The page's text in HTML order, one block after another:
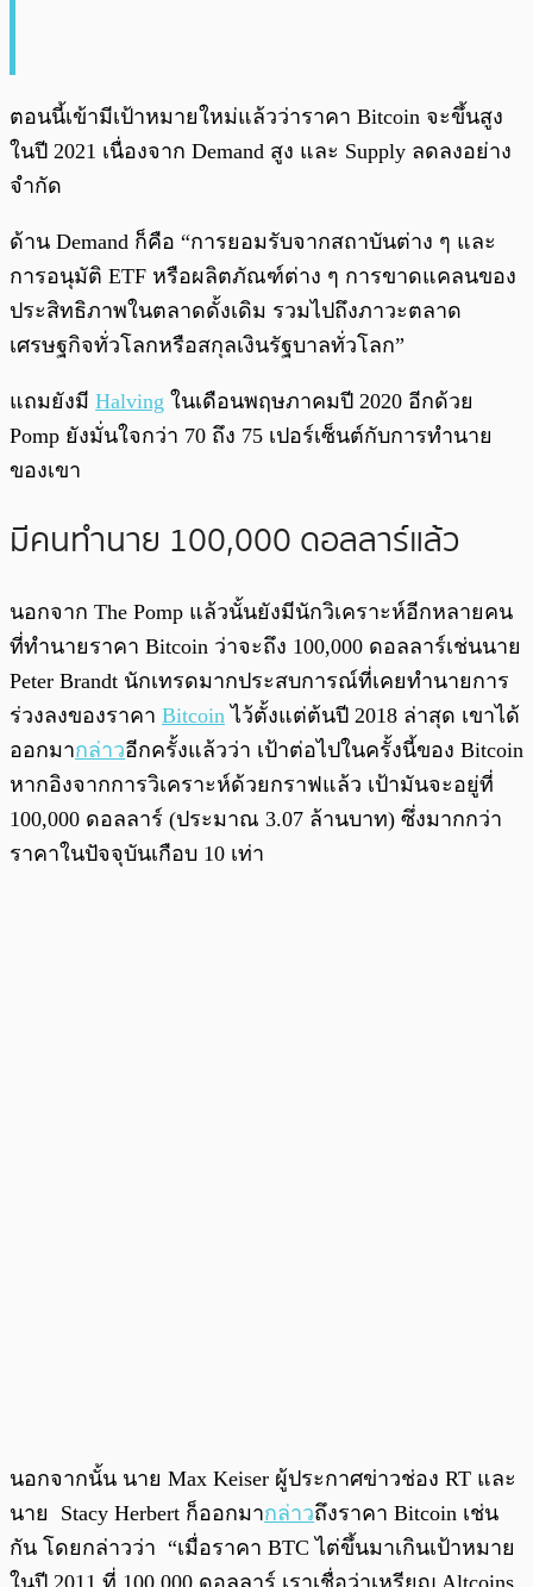
ตอนนี้เข้ามีเป้าหมายใหม่แล้วว่าราคา Bitcoin จะขึ้นสูง
ในปี 2021 เนื่องจาก Demand สูง และ Supply ลดลงอย่าง
จำกัด
ด้าน Demand ก็คือ “การยอมรับจากสถาบันต่าง ๆ และ
การอนุมัติ ETF หรือผลิตภัณฑ์ต่าง ๆ การขาดแคลนของ
ประสิทธิภาพในตลาดดั้งเดิม รวมไปถึงภาวะตลาด
เศรษฐกิจทั่วโลกหรือสกุลเงินรัฐบาลทั่วโลก”
แถมยังมี Halving ในเดือนพฤษภาคมปี 2020 อีกด้วย
Pomp ยังมั่นใจกว่า 70 ถึง 75 เปอร์เซ็นต์กับการทำนาย
ของเขา
มีคนทำนาย 100,000 ดอลลาร์แล้ว
นอกจาก The Pomp แล้วนั้นยังมีนักวิเคราะห์อีกหลายคน
ที่ทำนายราคา Bitcoin ว่าจะถึง 100,000 ดอลลาร์เช่นนาย
Peter Brandt นักเทรดมากประสบการณ์ที่เคยทำนายการ
ร่วงลงของราคา Bitcoin ไว้ตั้งแต่ต้นปี 2018 ล่าสุด เขาได้
ออกมากล่าวอีกครั้งแล้วว่า เป้าต่อไปในครั้งนี้ของ Bitcoin
หากอิงจากการวิเคราะห์ด้วยกราฟแล้ว เป้ามันจะอยู่ที่
100,000 ดอลลาร์ (ประมาณ 3.07 ล้านบาท) ซึ่งมากกว่า
ราคาในปัจจุบันเกือบ 10 เท่า
นอกจากนั้น นาย Max Keiser ผู้ประกาศข่าวช่อง RT และ
นาย Stacy Herbert ก็ออกมากล่าวถึงราคา Bitcoin เช่น
กัน โดยกล่าวว่า “เมื่อราคา BTC ไต่ขึ้นมาเกินเป้าหมาย